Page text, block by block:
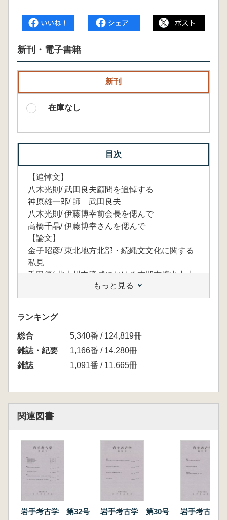
新刊・電子書籍
新刊
在庫なし
目次
【追悼文】
八木光則/ 武田良夫顧問を追悼する
神原雄一郎/ 師 武田良夫
八木光則/ 伊藤博幸前会長を偲んで
高橋千晶/ 伊藤博幸さんを偲んで
【論文】
金子昭彦/ 東北地方北部・続縄文文化に関する
私見
千田優/ 北上川中流域における末期古墳出土土
鈴木惠治/ 遠野市高瀬Ⅰ・Ⅱ遺跡の性格につい
八木光則・小口雅史・岩井浩人・井上雅孝/ 滝
沢市千ヶ窪遺跡の測量調査
【書評】
津嶋知弘/ 八木光則著 『古代城柵と地域支
もっと見る
ランキング
総合
5,340番 / 124,819冊
雑誌・紀要
1,166番 / 14,280冊
雑誌
1,091番 / 11,665冊
関連図書
岩手考古学 第32号 岩手考古学 第30号 岩手考古学